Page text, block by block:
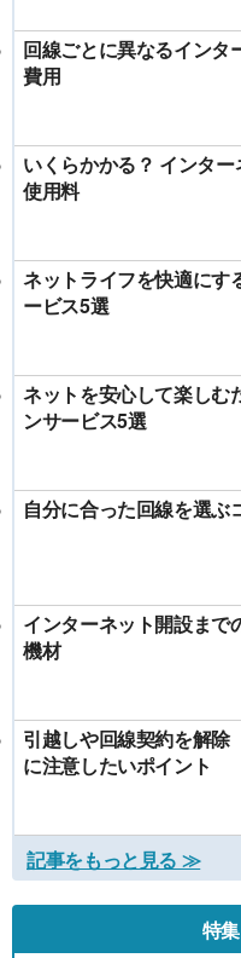
回線ごとに異なるインタ
費用
いくらかかる？ インタ
使用料
ネットライフを快適にす
ービス5選
ネットを安心して楽しむ
ンサービス5選
自分に合った回線を選ぶ
インターネット開設まで
機材
引越しや回線契約を解除
に注意したいポイント
記事をもっと見る ≫
特